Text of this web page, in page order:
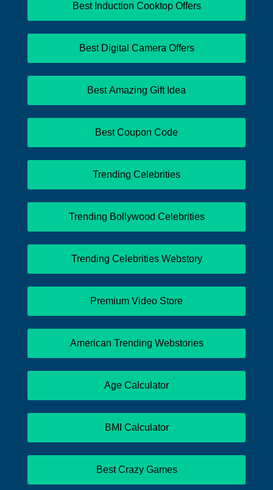
Best Induction Cooktop Offers
Best Digital Camera Offers
Best Amazing Gift Idea
Best Coupon Code
Trending Celebrities
Trending Bollywood Celebrities
Trending Celebrities Webstory
Premium Video Store
American Trending Webstories
Age Calculator
BMI Calculator
Best Crazy Games